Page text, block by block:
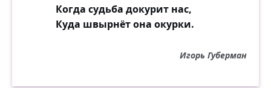
Когда судьба докурит нас,
Куда швырнёт она окурки.
Игорь Губерман